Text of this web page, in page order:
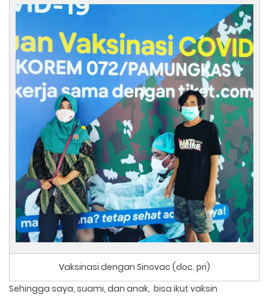
Vaksinasi dengan Sinovac (doc. pri)
Sehingga saya, suami, dan anak, bisa ikut vaksin